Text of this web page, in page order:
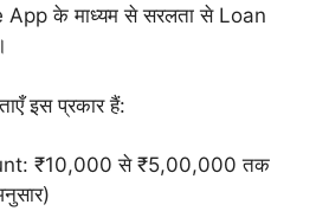
App के माध्यम से सरलता से Loan
इस प्रकार हैं:
₹10,000 से ₹5,00,000 तक